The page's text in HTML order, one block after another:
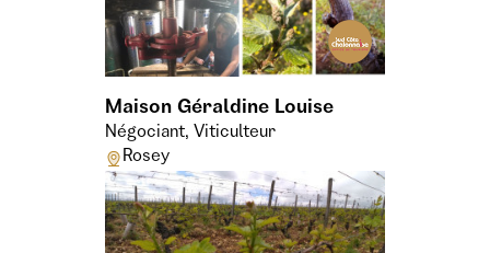
Maison Géraldine Louise
Négociant, Viticulteur
Rosey